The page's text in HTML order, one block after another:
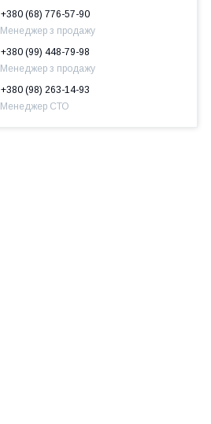
+380 (68) 776-57-90
Менеджер з продажу
+380 (99) 448-79-98
Менеджер з продажу
+380 (98) 263-14-93
Менеджер СТО